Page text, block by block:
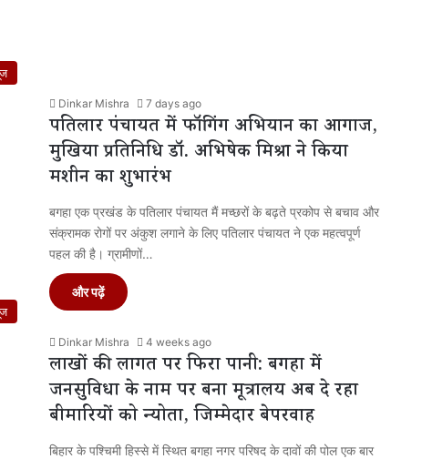
Dinkar Mishra 7 days ago
पतिलार पंचायत में फॉगिंग अभियान का आगाज,
मुखिया प्रतिनिधि डॉ. अभिषेक मिश्रा ने किया
मशीन का शुभारंभ
बगहा एक प्रखंड के पतिलार पंचायत मैं मच्छरों के बढ़ते प्रकोप से बचाव और
संक्रामक रोगों पर अंकुश लगाने के लिए पतिलार पंचायत ने एक महत्वपूर्ण
पहल की है। ग्रामीणों…
और पढ़ें
Dinkar Mishra 4 weeks ago
लाखों की लागत पर फिरा पानी: बगहा में
जनसुविधा के नाम पर बना मूत्रालय अब दे रहा
बीमारियों को न्योता, जिम्मेदार बेपरवाह
बिहार के पश्चिमी हिस्से में स्थित बगहा नगर परिषद के दावों की पोल एक बार